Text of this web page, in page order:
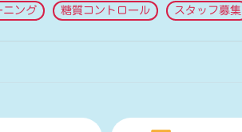
ニング 糖質コントロール スタッフ募集